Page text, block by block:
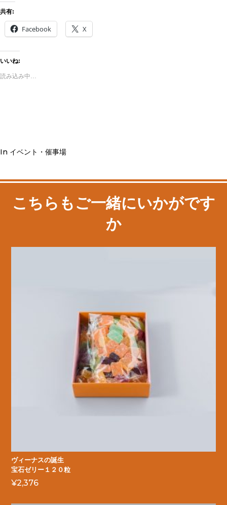
共有:
Facebook X
いいね:
読み込み中…
In イベント・催事場
こちらもご一緒にいかがです
か
ヴィーナスの誕生
宝石ゼリー１２０粒
¥2,376